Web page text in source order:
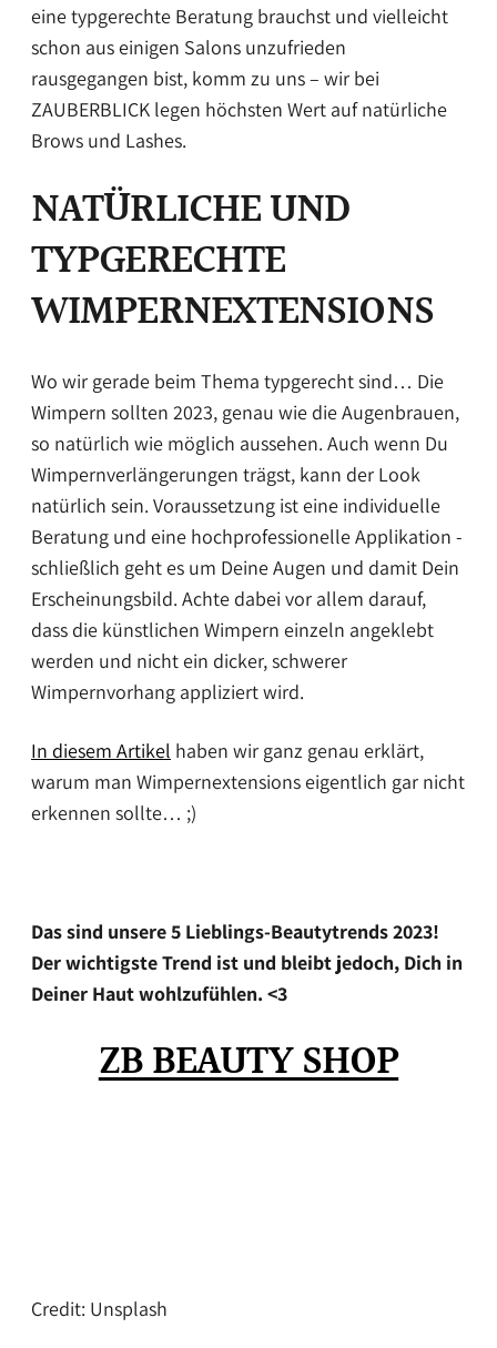
eine typgerechte Beratung brauchst und vielleicht
schon aus einigen Salons unzufrieden
rausgegangen bist, komm zu uns – wir bei
ZAUBERBLICK legen höchsten Wert auf natürliche
Brows und Lashes.
NATÜRLICHE UND
TYPGERECHTE
WIMPERNEXTENSIONS
Wo wir gerade beim Thema typgerecht sind… Die
Wimpern sollten 2023, genau wie die Augenbrauen,
so natürlich wie möglich aussehen. Auch wenn Du
Wimpernverlängerungen trägst, kann der Look
natürlich sein. Voraussetzung ist eine individuelle
Beratung und eine hochprofessionelle Applikation -
schließlich geht es um Deine Augen und damit Dein
Erscheinungsbild. Achte dabei vor allem darauf,
dass die künstlichen Wimpern einzeln angeklebt
werden und nicht ein dicker, schwerer
Wimpernvorhang appliziert wird.
In diesem Artikel haben wir ganz genau erklärt,
warum man Wimpernextensions eigentlich gar nicht
erkennen sollte… ;)
Das sind unsere 5 Lieblings-Beautytrends 2023!
Der wichtigste Trend ist und bleibt jedoch, Dich in
Deiner Haut wohlzufühlen. <3
ZB BEAUTY SHOP
Credit: Unsplash